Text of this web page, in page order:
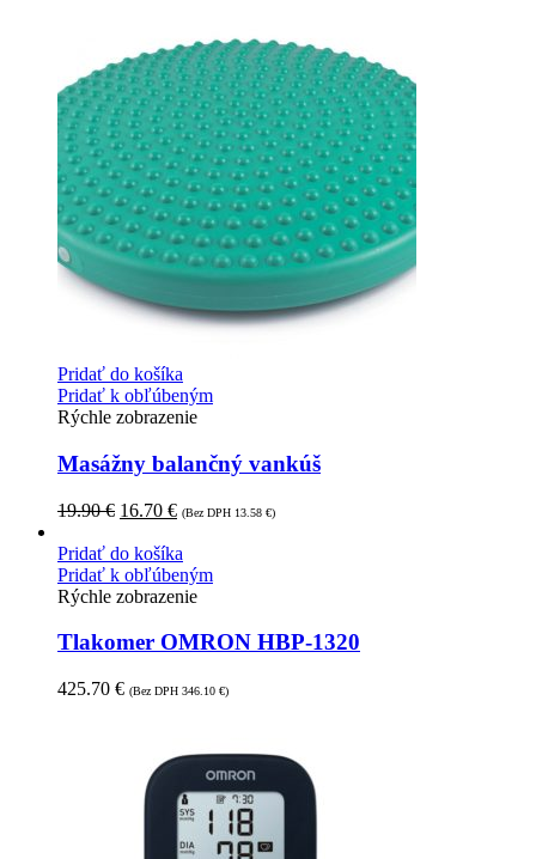
Pridať do košíka
Pridať k obľúbeným
Rýchle zobrazenie
Masážny balančný vankúš
19.90€ 16.70 € (Bez DPH 13.58 €)
Pridať do košíka
Pridať k obľúbeným
Rýchle zobrazenie
Tlakomer OMRON HBP-1320
425.70 € (Bez DPH 346.10 €)